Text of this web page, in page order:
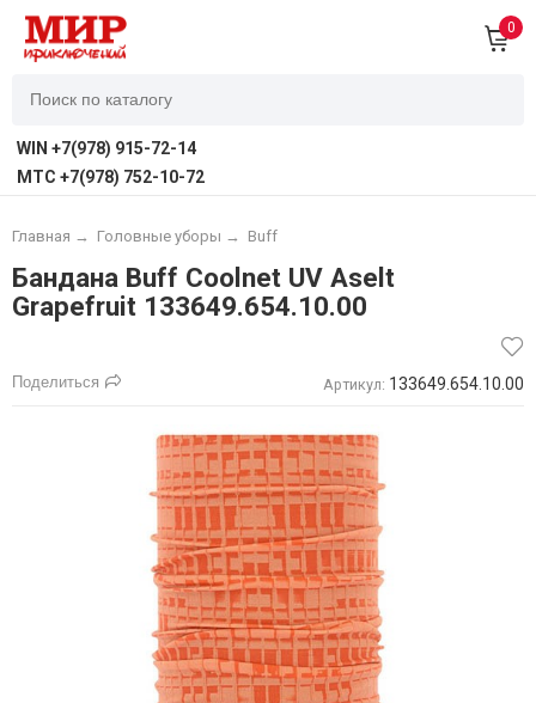
0
WIN +7(978) 915-72-14
MTC +7(978) 752-10-72
Главная → Головные уборы → Buff
Бандана Buff Coolnet UV Aselt
Grapefruit 133649.654.10.00
Поделиться Артикул: 133649.654.10.00